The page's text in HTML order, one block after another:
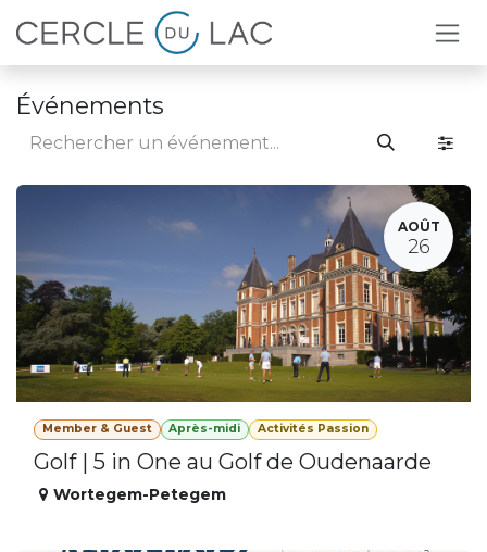
Se rendre au contenu
Événements
AOÛT
26
Member & Guest Après-midi Activités Passion
Golf | 5 in One au Golf de Oudenaarde
Wortegem-Petegem